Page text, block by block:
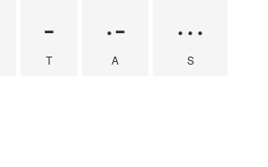
-
T
·-
A
···
S